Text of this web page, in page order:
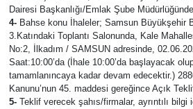
Dairesi Başkanlığı/Emlak Şube
4-Bahse konu İhaleler; Samsun Büyükşehir
3.Katındaki Toplantı Salonunda, Kale
No:2, İlkadım / SAMSUN adresinde,
Saat:10:00’da (İhale 10:00’da başlayacak
tamamlanıncaya kadar devam edecektir.)
Kanunu’nun 45. maddesi gereğince Açık
5-Teklif verecek şahıs/firmalar, ayrıntılı